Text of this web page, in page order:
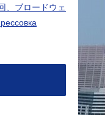
、ブロードウェ